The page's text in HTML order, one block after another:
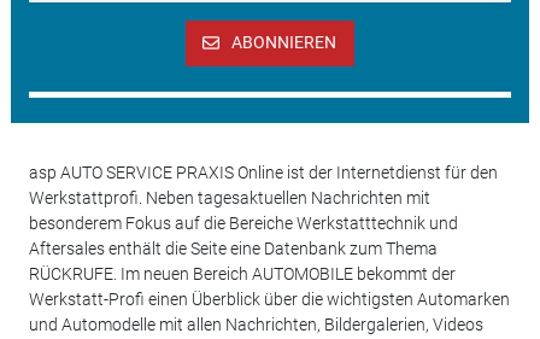
ABONNIEREN
asp AUTO SERVICE PRAXIS Online ist der Internetdienst für den
Werkstattprofi. Neben tagesaktuellen Nachrichten mit
besonderem Fokus auf die Bereiche Werkstatttechnik und
Aftersales enthält die Seite eine Datenbank zum Thema
RÜCKRUFE. Im neuen Bereich AUTOMOBILE bekommt der
Werkstatt-Profi einen Überblick über die wichtigsten Automarken
und Automodelle mit allen Nachrichten, Bildergalerien, Videos